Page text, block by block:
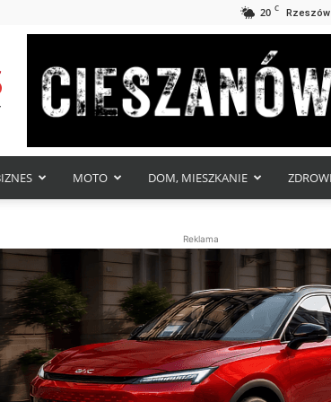
20 C Rzeszów
MOTO DOM, MIESZKANIE
Reklama